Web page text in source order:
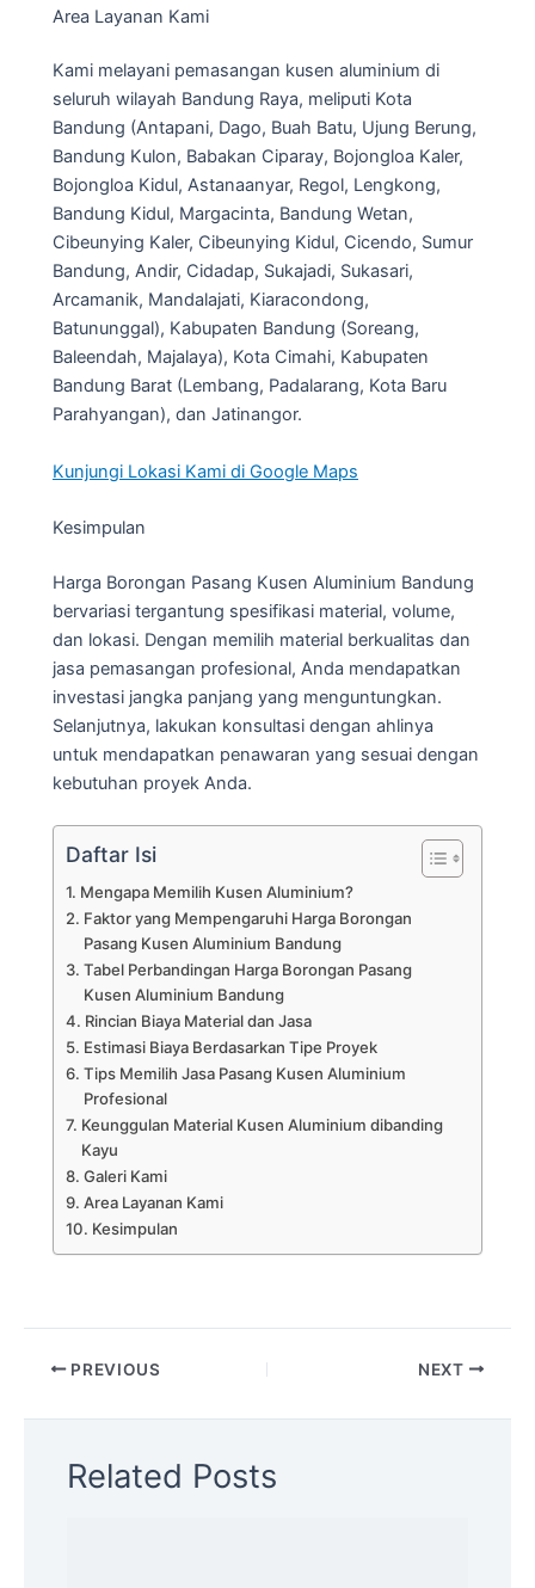
Area Layanan Kami
Kami melayani pemasangan kusen aluminium di
seluruh wilayah Bandung Raya, meliputi Kota
Bandung (Antapani, Dago, Buah Batu, Ujung Berung,
Bandung Kulon, Babakan Ciparay, Bojongloa Kaler,
Bojongloa Kidul, Astanaanyar, Regol, Lengkong,
Bandung Kidul, Margacinta, Bandung Wetan,
Cibeunying Kaler, Cibeunying Kidul, Cicendo, Sumur
Bandung, Andir, Cidadap, Sukajadi, Sukasari,
Arcamanik, Mandalajati, Kiaracondong,
Batununggal), Kabupaten Bandung (Soreang,
Baleendah, Majalaya), Kota Cimahi, Kabupaten
Bandung Barat (Lembang, Padalarang, Kota Baru
Parahyangan), dan Jatinangor.
Kunjungi Lokasi Kami di Google Maps
Kesimpulan
Harga Borongan Pasang Kusen Aluminium Bandung
bervariasi tergantung spesifikasi material, volume,
dan lokasi. Dengan memilih material berkualitas dan
jasa pemasangan profesional, Anda mendapatkan
investasi jangka panjang yang menguntungkan.
Selanjutnya, lakukan konsultasi dengan ahlinya
untuk mendapatkan penawaran yang sesuai dengan
kebutuhan proyek Anda.
Daftar Isi
Mengapa Memilih Kusen Aluminium?
Faktor yang Mempengaruhi Harga Borongan
Pasang Kusen Aluminium Bandung
Tabel Perbandingan Harga Borongan Pasang
Kusen Aluminium Bandung
Rincian Biaya Material dan Jasa
Estimasi Biaya Berdasarkan Tipe Proyek
Tips Memilih Jasa Pasang Kusen Aluminium
Profesional
Keunggulan Material Kusen Aluminium dibanding
Kayu
Galeri Kami
Area Layanan Kami
Kesimpulan
PREVIOUS NEXT
Related Posts